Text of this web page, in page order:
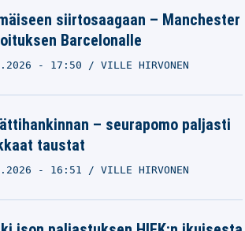
siirtosaagaan – Manchester
Barcelonalle
- 17:50 VILLE HIRVONEN
– seurapomo paljasti
taustat
- 16:51 VILLE HIRVONEN